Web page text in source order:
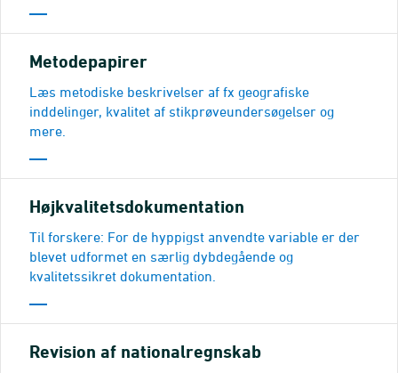
Metodepapirer
Læs metodiske beskrivelser af fx geografiske
inddelinger, kvalitet af stikprøveundersøgelser og
mere.
Højkvalitetsdokumentation
Til forskere: For de hyppigst anvendte variable er der
blevet udformet en særlig dybdegående og
kvalitetssikret dokumentation.
Revision af nationalregnskab